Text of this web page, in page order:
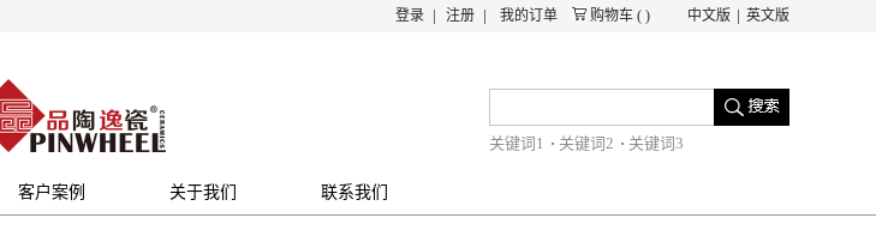
中文版 英文版
购物车 ( )
我的订单
登录 注册
关键词1 关键词2 关键词3
客户案例 关于我们 联系我们